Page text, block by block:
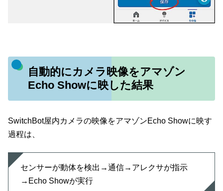
自動的にカメラ映像をアマゾン
Echo Showに映した結果
SwitchBot屋内カメラの映像をアマゾンEcho Showに映す
過程は、
センサーが動体を検出→通信→アレクサが指示
→Echo Showが実行